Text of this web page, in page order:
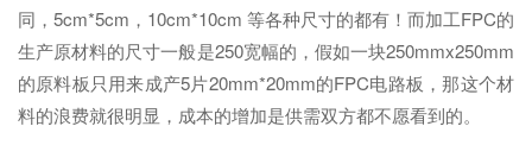
同，5cm*5cm，10cm*10cm 等各种尺寸的都有！而加工FPC的
生产原材料的尺寸一般是250宽幅的，假如一块250mmx250mm
的原料板只用来成产5片20mm*20mm的FPC电路板，那这个材
料的浪费就很明显，成本的增加是供需双方都不愿看到的。